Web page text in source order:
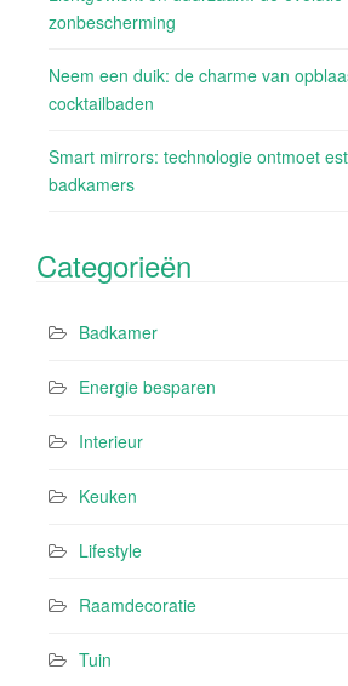
zonbescherming
Neem een duik: de charme van
cocktailbaden
Smart mirrors: technologie ontmoet
badkamers
Categorieën
Badkamer
Energie besparen
Interieur
Keuken
Lifestyle
Raamdecoratie
Tuin